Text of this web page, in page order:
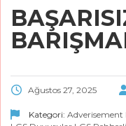
Ağustos 27, 2025
Kategori: Adverisement